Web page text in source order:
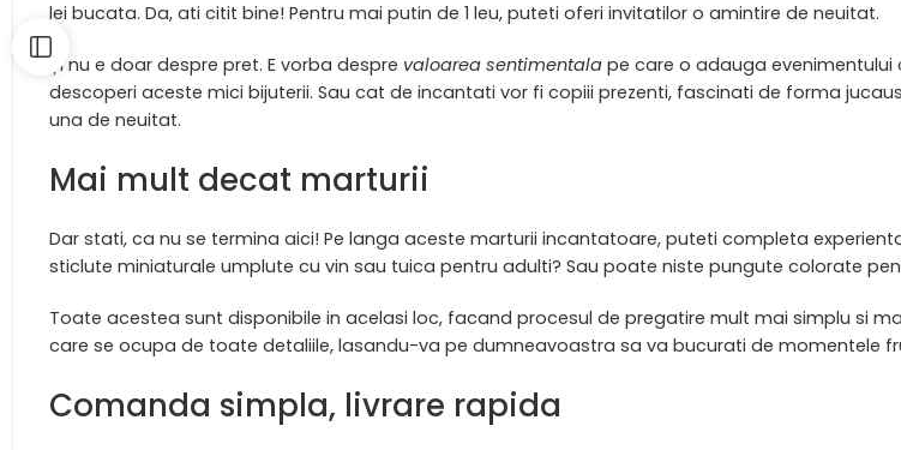
lei bucata. Da, ati citit bine! Pentru mai putin de 1 leu, puteti oferi invitatilor o amintire de neuitat.
Și nu e doar despre pret. E vorba despre valoarea sentimentala pe care o adauga
descoperi aceste mici bijuterii. Sau cat de incantati vor fi copiii prezenti, fascinati de forma
una de neuitat.
Mai mult decat marturii
Dar stati, ca nu se termina aici! Pe langa aceste marturii incantatoare, puteti completa
sticlute miniaturale umplute cu vin sau tuica pentru adulti? Sau poate niste pungute colorate
Toate acestea sunt disponibile in acelasi loc, facand procesul de pregatire mult mai simplu si
care se ocupa de toate detaliile, lasandu-va pe dumneavoastra sa va bucurati de momentele
Comanda simpla, livrare rapida